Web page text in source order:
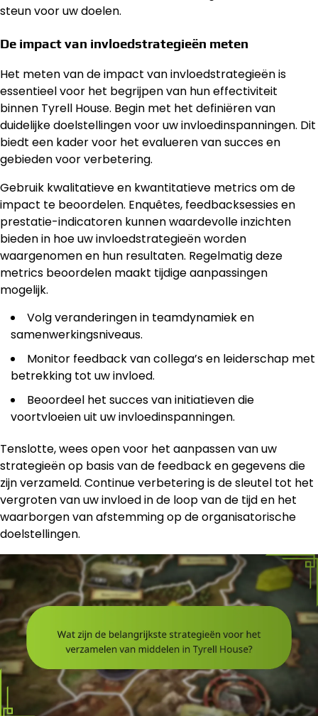
steun voor uw doelen.
De impact van invloedstrategieën meten
Het meten van de impact van invloedstrategieën is
essentieel voor het begrijpen van hun effectiviteit
binnen Tyrell House. Begin met het definiëren van
duidelijke doelstellingen voor uw invloedinspanningen. Dit
biedt een kader voor het evalueren van succes en
gebieden voor verbetering.
Gebruik kwalitatieve en kwantitatieve metrics om de
impact te beoordelen. Enquêtes, feedbacksessies en
prestatie-indicatoren kunnen waardevolle inzichten
bieden in hoe uw invloedstrategieën worden
waargenomen en hun resultaten. Regelmatig deze
metrics beoordelen maakt tijdige aanpassingen
mogelijk.
Volg veranderingen in teamdynamiek en
samenwerkingsniveaus.
Monitor feedback van collega’s en leiderschap met
betrekking tot uw invloed.
Beoordeel het succes van initiatieven die
voortvloeien uit uw invloedinspanningen.
Tenslotte, wees open voor het aanpassen van uw
strategieën op basis van de feedback en gegevens die
zijn verzameld. Continue verbetering is de sleutel tot het
vergroten van uw invloed in de loop van de tijd en het
waarborgen van afstemming op de organisatorische
doelstellingen.